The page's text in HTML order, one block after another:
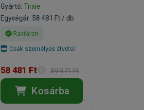
Gyártó:Trixie
Egységár: 58 481 Ft / db
Raktáron
Csak személyes átvétel
58 481 Ft 89 971 Ft
Kosárba